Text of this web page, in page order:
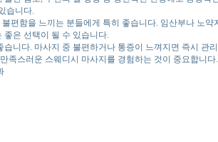
습니다.
편함을 느끼는 분들에게 특히 좋습니다. 임산부나 노
은 선택이 될 수 있습니다.
니다. 마사지 중 불편하거나 통증이 느껴지면 즉시
족스러운 스웨디시 마사지를 경험하는 것이 중요합니다.